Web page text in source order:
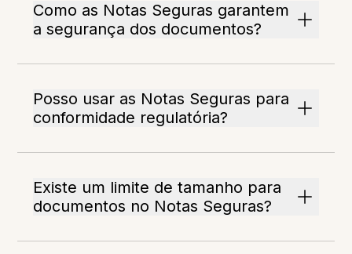
Como as Notas Seguras garantem
a segurança dos documentos?
Posso usar as Notas Seguras para
conformidade regulatória?
Existe um limite de tamanho para
documentos no Notas Seguras?